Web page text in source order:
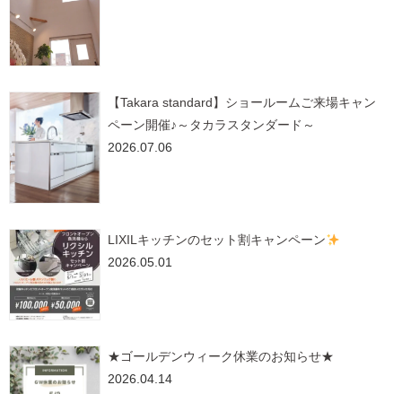
【Takara standard】ショールームご来場キャン
ペーン開催♪～タカラスタンダード～
2026.07.06
LIXILキッチンのセット割キャンペーン
2026.05.01
★ゴールデンウィーク休業のお知らせ★
2026.04.14